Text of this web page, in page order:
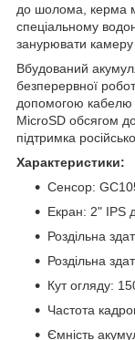
до шолома, керма
спеціальному
занурювати камеру
Вбудований
безперервної
допомогою кабелю
MicroSD обсягом
підтримка
Характеристики:
Сенсор:
Екран: 2" IPS
Роздільна
Роздільна
Кут огляду:
Частота
Ємність